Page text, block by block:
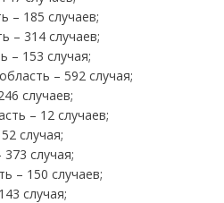
– 185 случаев;
– 314 случаев;
– 153 случая;
– 592 случая;
случаев;
– 12 случаев;
случая;
случая;
– 150 случаев;
случая;